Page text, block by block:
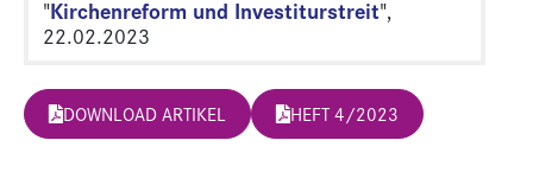
"Kirchenreform und Investiturstreit",
22.02.2023
DOWNLOAD ARTIKEL HEFT 4/2023